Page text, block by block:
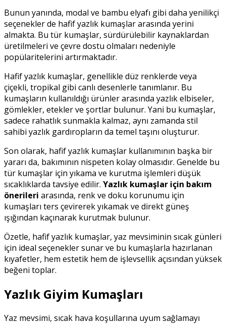
Bunun yanında, modal ve bambu elyafı gibi daha yenilikçi
seçenekler de hafif yazlık kumaşlar arasında yerini
almakta. Bu tür kumaşlar, sürdürülebilir kaynaklardan
üretilmeleri ve çevre dostu olmaları nedeniyle
popülaritelerini artırmaktadır.
Hafif yazlık kumaşlar, genellikle düz renklerde veya
çiçekli, tropikal gibi canlı desenlerle tanımlanır. Bu
kumaşların kullanıldığı ürünler arasında yazlık elbiseler,
gömlekler, etekler ve şortlar bulunur. Yani bu kumaşlar,
sadece rahatlık sunmakla kalmaz, aynı zamanda stil
sahibi yazlık gardıropların da temel taşını oluşturur.
Son olarak, hafif yazlık kumaşlar kullanımının başka bir
yararı da, bakımının nispeten kolay olmasıdır. Genelde bu
tür kumaşlar için yıkama ve kurutma işlemleri düşük
sıcaklıklarda tavsiye edilir. Yazlık kumaşlar için bakım
önerileri arasında, renk ve doku korunumu için
kumaşları ters çevirerek yıkamak ve direkt güneş
ışığından kaçınarak kurutmak bulunur.
Özetle, hafif yazlık kumaşlar, yaz mevsiminin sıcak günleri
için ideal seçenekler sunar ve bu kumaşlarla hazırlanan
kıyafetler, hem estetik hem de işlevsellik açısından yüksek
beğeni toplar.
Yazlık Giyim Kumaşları
Yaz mevsimi, sıcak hava koşullarına uyum sağlamayı